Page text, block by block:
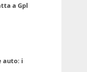
a Gpl
auto: i